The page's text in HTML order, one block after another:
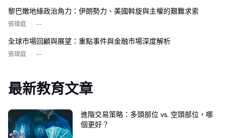
黎巴嫩地緣政治角力：伊朗勢力、美國斡旋與主權的艱難求索
張瑋庭 --
全球市場回顧與展望：重點事件與金融市場深度解析
張瑋庭 --
最新教育文章
進階交易策略：多頭部位 vs. 空頭部位，哪
個更好？